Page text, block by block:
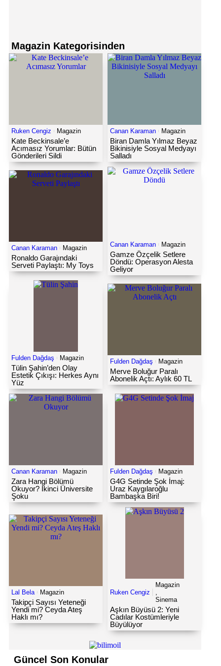
Magazin Kategorisinden
Ruken Cengiz Magazin
Kate Beckinsale’e
Acımasız Yorumlar: Bütün
Gönderileri Sildi
Canan Karaman Magazin
Biran Damla Yılmaz Beyaz
Bikinisiyle Sosyal Medyayı
Salladı
Canan Karaman Magazin
Ronaldo Garajındaki
Serveti Paylaştı: My Toys
Canan Karaman Magazin
Gamze Özçelik Setlere
Döndü: Operasyon Alesta
Geliyor
Fulden Dağdaş Magazin
Tülin Şahin’den Olay
Estetik Çıkışı: Herkes Aynı
Yüz
Fulden Dağdaş Magazin
Merve Boluğur Paralı
Abonelik Açtı: Aylık 60 TL
Canan Karaman Magazin
Zara Hangi Bölümü
Okuyor? İkinci Üniversite
Şoku
Fulden Dağdaş Magazin
G4G Setinde Şok İmaj:
Uraz Kaygılaroğlu
Bambaşka Biri!
Lal Bela Magazin
Takipçi Sayısı Yeteneği
Yendi mi? Ceyda Ateş
Haklı mı?
Ruken Cengiz
Magazin
Sinema
Aşkın Büyüsü 2: Yeni
Cadılar Kostümleriyle
Büyülüyor
Güncel Son Konular